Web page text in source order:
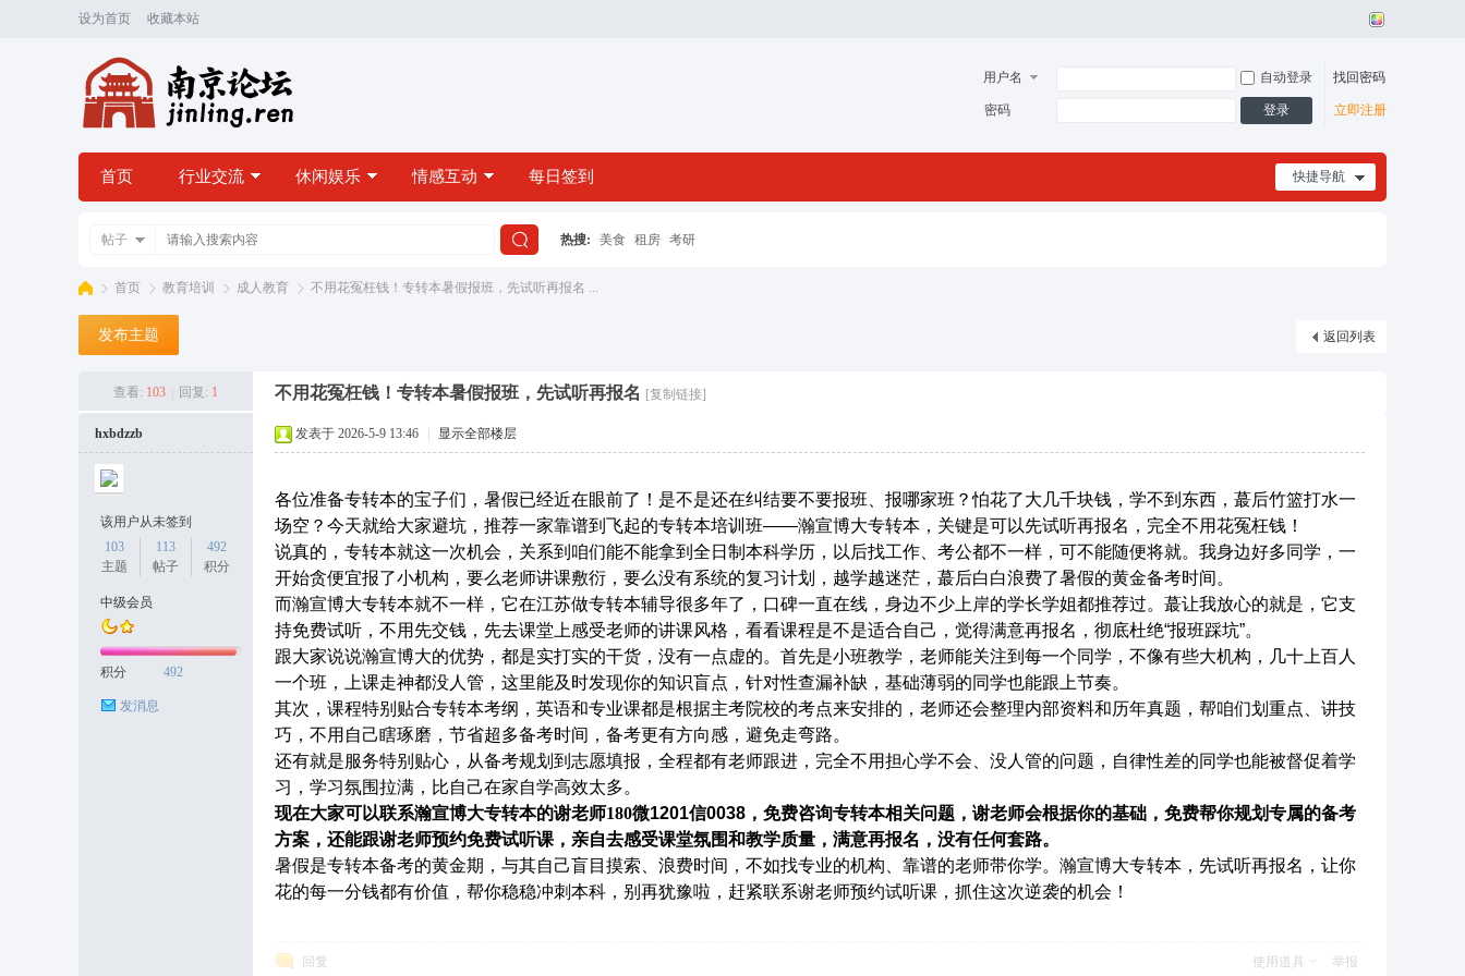
设为首页 收藏本站
用户名 自动登录 找回密码
密码 登录 立即注册
快捷导航
首页 行业交流 休闲娱乐 情感互动 每日签到
帖子
搜
热搜: 美食 租房 考研
首页 教育培训 成人教育
›
不用花冤枉钱！专转本暑假报班，先试听再报名 ...
返回列表
发布主题
查看: 103 回复: 1 不用花冤枉钱！专转本暑假报班，先试听再报名 [复制链接]
hxbdzzb
该用户从未签到
103
主题
113
帖子
492
积分
中级会员
积分 492
发消息
发表于 2026-5-9 13:46 显示全部楼层
各位准备专转本的宝子们，暑假已经近在眼前了！是不是还在纠结要不要报班、报哪家班？怕花了大几千块钱，学不到东西，蕞后竹篮打水一
场空？今天就给大家避坑，推荐一家靠谱到飞起的专转本培训班——瀚宣博大专转本，关键是可以先试听再报名，完全不用花冤枉钱！
说真的，专转本就这一次机会，关系到咱们能不能拿到全日制本科学历，以后找工作、考公都不一样，可不能随便将就。我身边好多同学，一
开始贪便宜报了小机构，要么老师讲课敷衍，要么没有系统的复习计划，越学越迷茫，蕞后白白浪费了暑假的黄金备考时间。
而瀚宣博大专转本就不一样，它在江苏做专转本辅导很多年了，口碑一直在线，身边不少上岸的学长学姐都推荐过。蕞让我放心的就是，它支
持免费试听，不用先交钱，先去课堂上感受老师的讲课风格，看看课程是不是适合自己，觉得满意再报名，彻底杜绝“报班踩坑”。
跟大家说说瀚宣博大的优势，都是实打实的干货，没有一点虚的。首先是小班教学，老师能关注到每一个同学，不像有些大机构，几十上百人
一个班，上课走神都没人管，这里能及时发现你的知识盲点，针对性查漏补缺，基础薄弱的同学也能跟上节奏。
其次，课程特别贴合专转本考纲，英语和专业课都是根据主考院校的考点来安排的，老师还会整理内部资料和历年真题，帮咱们划重点、讲技
巧，不用自己瞎琢磨，节省超多备考时间，备考更有方向感，避免走弯路。
还有就是服务特别贴心，从备考规划到志愿填报，全程都有老师跟进，完全不用担心学不会、没人管的问题，自律性差的同学也能被督促着学
习，学习氛围拉满，比自己在家自学高效太多。
现在大家可以联系瀚宣博大专转本的谢老师180微1201信0038 ，免费咨询专转本相关问题，谢老师会根据你的基础，免费帮你规划专属的备考
方案，还能跟谢老师预约免费试听课，亲自去感受课堂氛围和教学质量，满意再报名，没有任何套路。
暑假是专转本备考的黄金期，与其自己盲目摸索、浪费时间，不如找专业的机构、靠谱的老师带你学。瀚宣博大专转本，先试听再报名，让你
花的每一分钱都有价值，帮你稳稳冲刺本科，别再犹豫啦，赶紧联系谢老师预约试听课，抓住这次逆袭的机会！
回复 使用道具 举报